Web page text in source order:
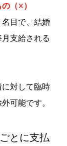
（×）
名目で、結婚
支給される
対して臨時
可能です。
とに支払